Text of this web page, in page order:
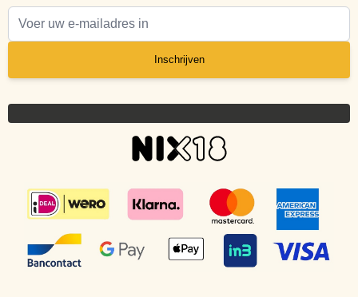
Inschrijven